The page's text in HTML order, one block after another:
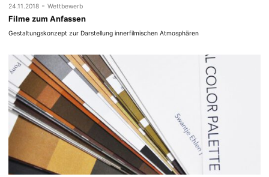
24.11.2018 - Wettbewerb
Filme zum Anfassen
Gestaltungskonzept zur Darstellung innerfilmischen Atmosphären